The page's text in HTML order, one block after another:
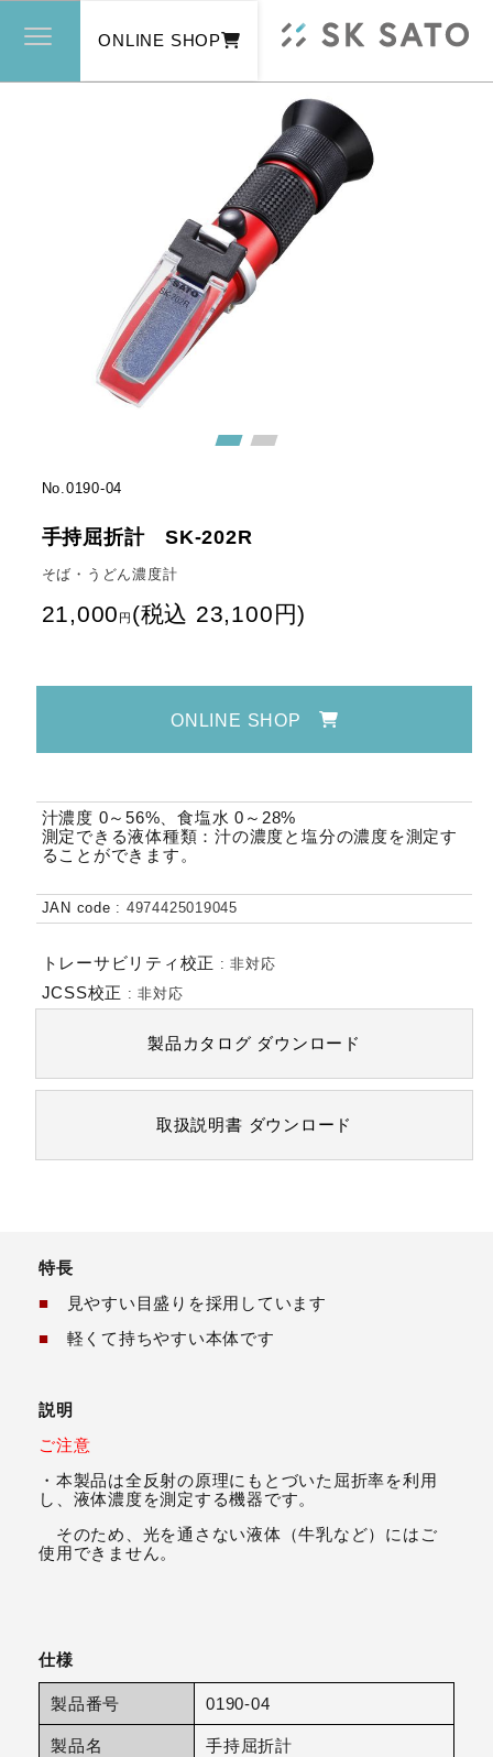
ONLINE SHOP
No.0190-04
手持屈折計 SK-202R
そば・うどん濃度計
21,000 円 (税込 23,100 円)
ONLINE SHOP
JAN code : 4974425019045
トレーサビリティ校正 :非対応
JCSS校正 :非対応
汁濃度 0～56%、食塩水 0～28%
測定できる液体種類：汁の濃度と塩分の濃度を測定す
ることができます。
製品カタログ ダウンロード
取扱説明書 ダウンロード
特長
■ 見やすい目盛りを採用しています
■ 軽くて持ちやすい本体です
説明
ご注意
・本製品は全反射の原理にもとづいた屈折率を利用
し、液体濃度を測定する機器です。
そのため、光を通さない液体（牛乳など）にはご
使用できません。
仕様
製品番号 0190-04
製品名 手持屈折計